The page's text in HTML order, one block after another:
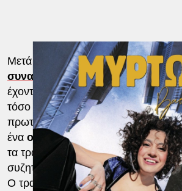
Μετά από μια πολύ επιτυχημένη
συναυλίες, διαδρομές εντός κι
έχοντας ήδη δημιουργήσει έναν
τόσο ερμηνευτικά όσο και με τον
πρωτότυπο ήχο της, η Μυρτώ
ένα ολοκαίνουργιο πρόγραμμα,
τα τραγούδια από το νέο album της
συζητηθεί πολύ.
Ο τραγουδοποιός Ορέστης